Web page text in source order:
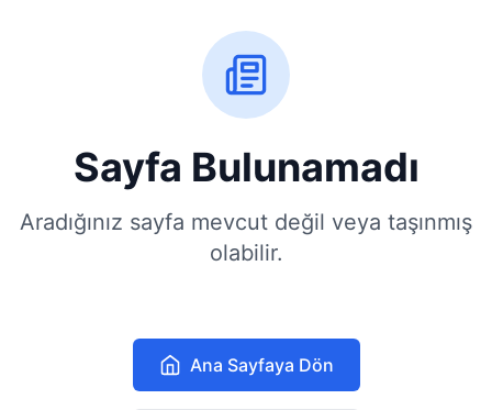
Sayfa Bulunamadı
Aradığınız sayfa mevcut değil veya taşınmış
olabilir.
Ana Sayfaya Dön